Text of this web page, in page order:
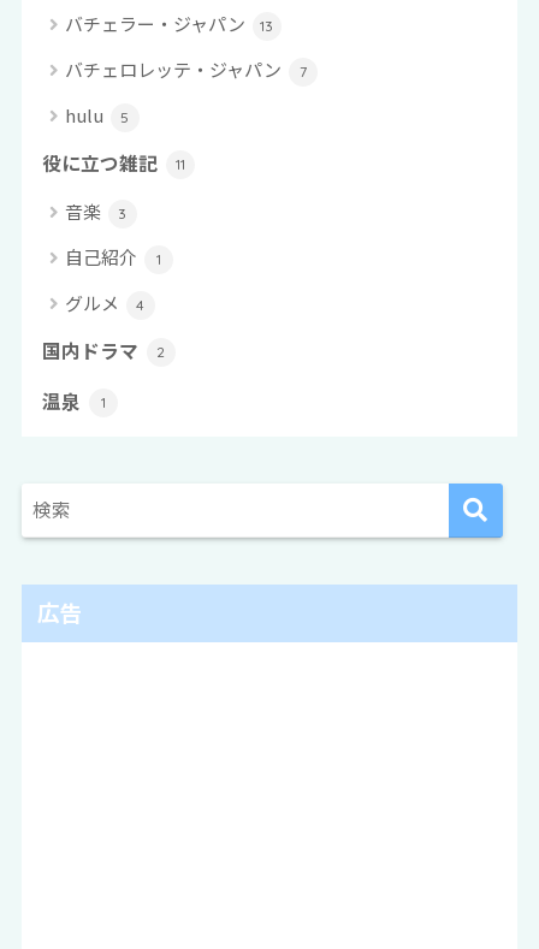
バチェラー・ジャパン 13
バチェロレッテ・ジャパン 7
hulu 5
役に立つ雑記 11
音楽 3
自己紹介 1
グルメ 4
国内ドラマ 2
温泉 1
広告